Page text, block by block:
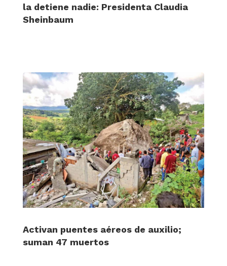
la detiene nadie: Presidenta Claudia
Sheinbaum
Activan puentes aéreos de auxilio;
suman 47 muertos